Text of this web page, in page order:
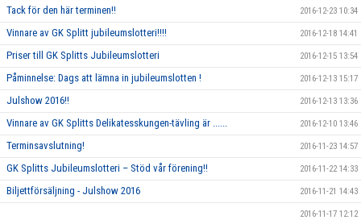
Tack för den här terminen!! 2016-12-23 10:34
Vinnare av GK Splitt jubileumslotteri!!!! 2016-12-18 14:41
Priser till GK Splitts Jubileumslotteri 2016-12-15 13:54
Påminnelse: Dags att lämna in jubileumslotten ! 2016-12-13 15:17
Julshow 2016!! 2016-12-13 13:36
Vinnare av GK Splitts Delikatesskungen-tävling är ...... 2016-12-10 13:46
Terminsavslutning! 2016-11-23 14:57
GK Splitts Jubileumslotteri – Stöd vår förening!! 2016-11-22 14:33
Biljettförsäljning - Julshow 2016 2016-11-21 14:43
2016-11-17 12:12